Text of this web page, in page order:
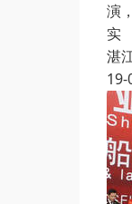
演
实
湛
19-